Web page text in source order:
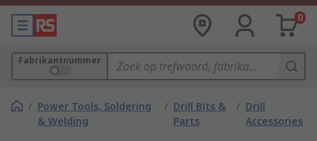
0
Fabrikantnummer
/ Power Tools, Soldering
& Welding
/ Drill Bits &
Parts
/ Drill
Accessories